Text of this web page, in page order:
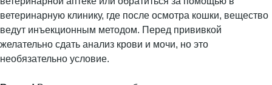
ветеринарную клинику, где после осмотра кошки, вещество
ведут инъекционным методом. Перед прививкой
желательно сдать анализ крови и мочи, но это
необязательно условие.